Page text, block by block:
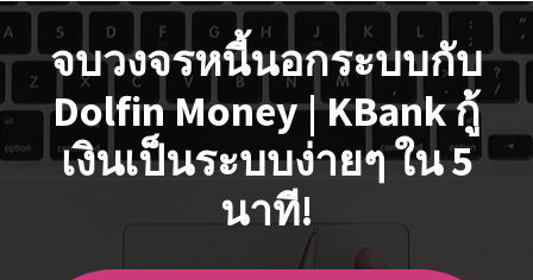
จบวงจรหนี้นอกระบบกับ
Dolfin Money | KBank กู้
เงินเป็นระบบง่ายๆ ใน 5
นาที!